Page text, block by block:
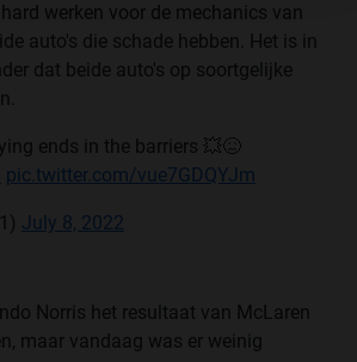
werken voor de mechanics van
auto's die schade hebben. Het is in
dat beide auto's op soortgelijke
ends in the barriers 💥😖
pic.twitter.com/vue7GDQYJm
July 8, 2022
Norris het resultaat van McLaren
maar vandaag was er weinig